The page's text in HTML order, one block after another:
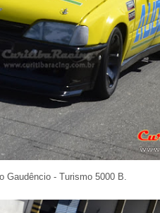
Gaudêncio - Turismo 5000 B.